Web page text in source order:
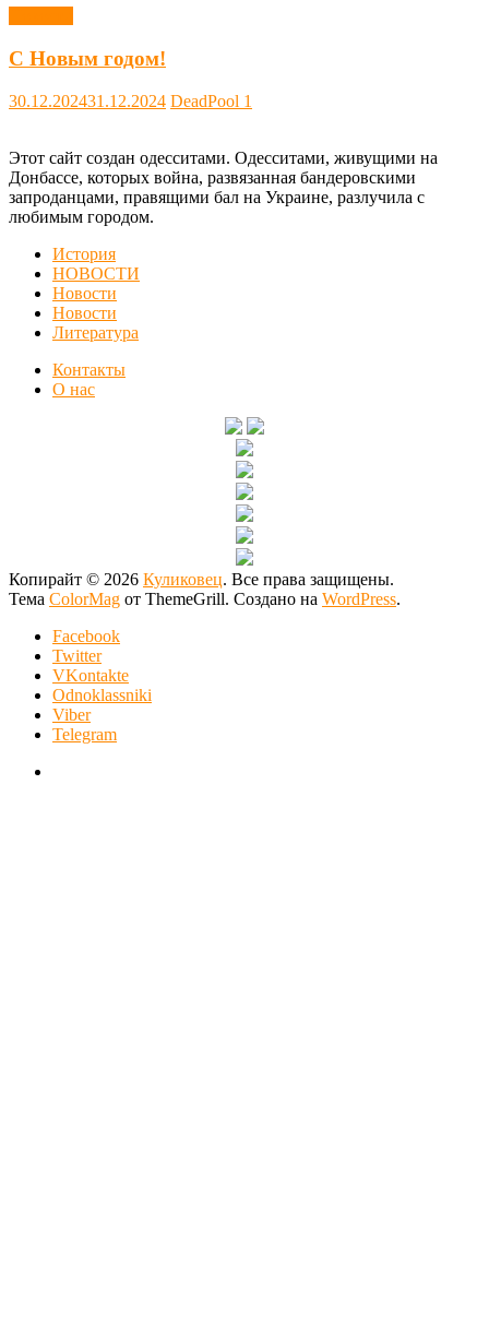
С Новым годом!
30.12.202431.12.2024 DeadPool 1
Этот сайт создан одесситами. Одесситами, живущими на
Донбассе, которых война, развязанная бандеровскими
запроданцами, правящими бал на Украине, разлучила с
любимым городом.
История
НОВОСТИ
Новости
Новости
Литература
Контакты
О нас
Копирайт © 2026 Куликовец. Все права защищены.
Тема ColorMag от ThemeGrill. Создано на WordPress.
Facebook
Twitter
VKontakte
Odnoklassniki
Viber
Telegram